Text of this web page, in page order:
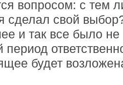
вопросом: с тем
сделал свой
и так все было не
период
будет